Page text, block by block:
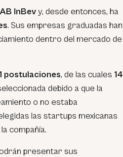
AB InBevy, desde entonces, ha
. Sus empresas graduadas han
dentro del mercado de
postulaciones, de las cuales 14
debido a que la
o no estaba
las startups mexicanas
compañía.
presentar sus